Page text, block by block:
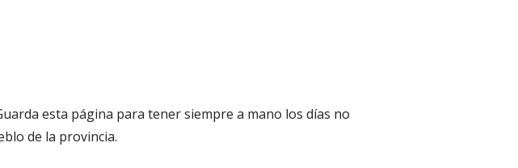
esta página para tener siempre a mano los días no
de la provincia.